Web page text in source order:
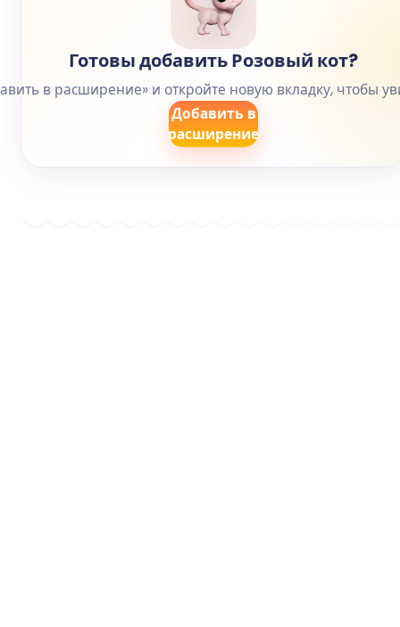
Готовы добавить Розовый кот?
в расширение» и откройте новую вкладку, чтобы
Добавить в
расширение